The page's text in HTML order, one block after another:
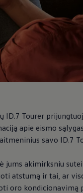
atnaujinimai
ID.7 Tourer
apie eismo
savo ID.7
akimirksniu
atstumą ir tai, ar
oro kondicionavimą